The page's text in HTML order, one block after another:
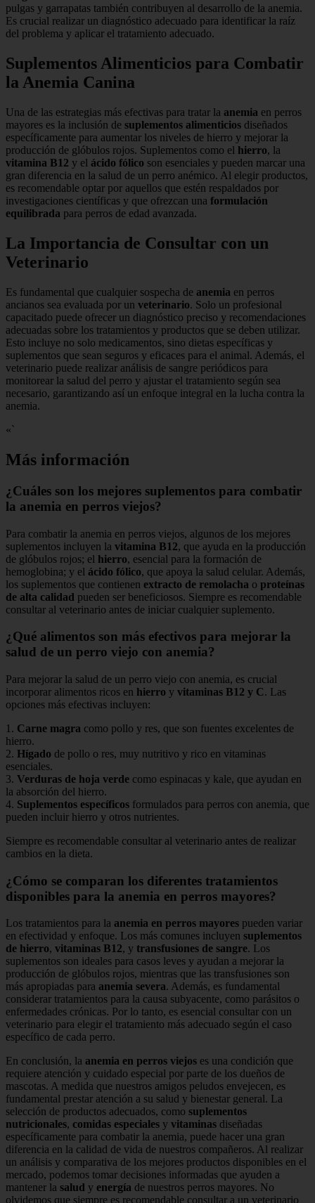
pulgas y garrapatas también contribuyen al desarrollo de la anemia.
Es crucial realizar un diagnóstico adecuado para identificar la raíz
del problema y aplicar el tratamiento adecuado.
Suplementos Alimenticios para Combatir
la Anemia Canina
Una de las estrategias más efectivas para tratar la anemia en perros
mayores es la inclusión de suplementos alimenticios diseñados
específicamente para aumentar los niveles de hierro y mejorar la
producción de glóbulos rojos. Suplementos como el hierro, la
vitamina B12 y el ácido fólico son esenciales y pueden marcar una
gran diferencia en la salud de un perro anémico. Al elegir productos,
es recomendable optar por aquellos que estén respaldados por
investigaciones científicas y que ofrezcan una formulación
equilibrada para perros de edad avanzada.
La Importancia de Consultar con un
Veterinario
Es fundamental que cualquier sospecha de anemia en perros
ancianos sea evaluada por un veterinario. Solo un profesional
capacitado puede ofrecer un diagnóstico preciso y recomendaciones
adecuadas sobre los tratamientos y productos que se deben utilizar.
Esto incluye no solo medicamentos, sino dietas específicas y
suplementos que sean seguros y eficaces para el animal. Además, el
veterinario puede realizar análisis de sangre periódicos para
monitorear la salud del perro y ajustar el tratamiento según sea
necesario, garantizando así un enfoque integral en la lucha contra la
anemia.
«`
Más información
¿Cuáles son los mejores suplementos para combatir
la anemia en perros viejos?
Para combatir la anemia en perros viejos, algunos de los mejores
suplementos incluyen la vitamina B12, que ayuda en la producción
de glóbulos rojos; el hierro, esencial para la formación de
hemoglobina; y el ácido fólico, que apoya la salud celular. Además,
los suplementos que contienen extracto de remolacha o proteínas
de alta calidad pueden ser beneficiosos. Siempre es recomendable
consultar al veterinario antes de iniciar cualquier suplemento.
¿Qué alimentos son más efectivos para mejorar la
salud de un perro viejo con anemia?
Para mejorar la salud de un perro viejo con anemia, es crucial
incorporar alimentos ricos en hierro y vitaminas B12 y C. Las
opciones más efectivas incluyen:
1. Carne magra como pollo y res, que son fuentes excelentes de
hierro.
2. Hígado de pollo o res, muy nutritivo y rico en vitaminas
esenciales.
3. Verduras de hoja verde como espinacas y kale, que ayudan en
la absorción del hierro.
4. Suplementos específicos formulados para perros con anemia, que
pueden incluir hierro y otros nutrientes.
Siempre es recomendable consultar al veterinario antes de realizar
cambios en la dieta.
¿Cómo se comparan los diferentes tratamientos
disponibles para la anemia en perros mayores?
Los tratamientos para la anemia en perros mayores pueden variar
en efectividad y enfoque. Los más comunes incluyen suplementos
de hierro, vitaminas B12, y transfusiones de sangre. Los
suplementos son ideales para casos leves y ayudan a mejorar la
producción de glóbulos rojos, mientras que las transfusiones son
más apropiadas para anemia severa. Además, es fundamental
considerar tratamientos para la causa subyacente, como parásitos o
enfermedades crónicas. Por lo tanto, es esencial consultar con un
veterinario para elegir el tratamiento más adecuado según el caso
específico de cada perro.
En conclusión, la anemia en perros viejos es una condición que
requiere atención y cuidado especial por parte de los dueños de
mascotas. A medida que nuestros amigos peludos envejecen, es
fundamental prestar atención a su salud y bienestar general. La
selección de productos adecuados, como suplementos
nutricionales, comidas especiales y vitaminas diseñadas
específicamente para combatir la anemia, puede hacer una gran
diferencia en la calidad de vida de nuestros compañeros. Al realizar
un análisis y comparativa de los mejores productos disponibles en el
mercado, podemos tomar decisiones informadas que ayuden a
mantener la salud y energía de nuestros perros mayores. No
olvidemos que siempre es recomendable consultar a un veterinario